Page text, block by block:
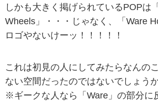
しかも大きく掲げられているPOPは
Wheels」・・・じゃなく、「Ware
ロゴやないけーッ！！！！！
これは初見の人にしてみたらなんの
ない空間だったのではないでしょうか
※ギークな人なら「Ware」の部分に